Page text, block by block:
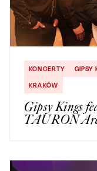
KONCERTY
GIPSY
KRAKÓW
Gipsy Kings
TAURON